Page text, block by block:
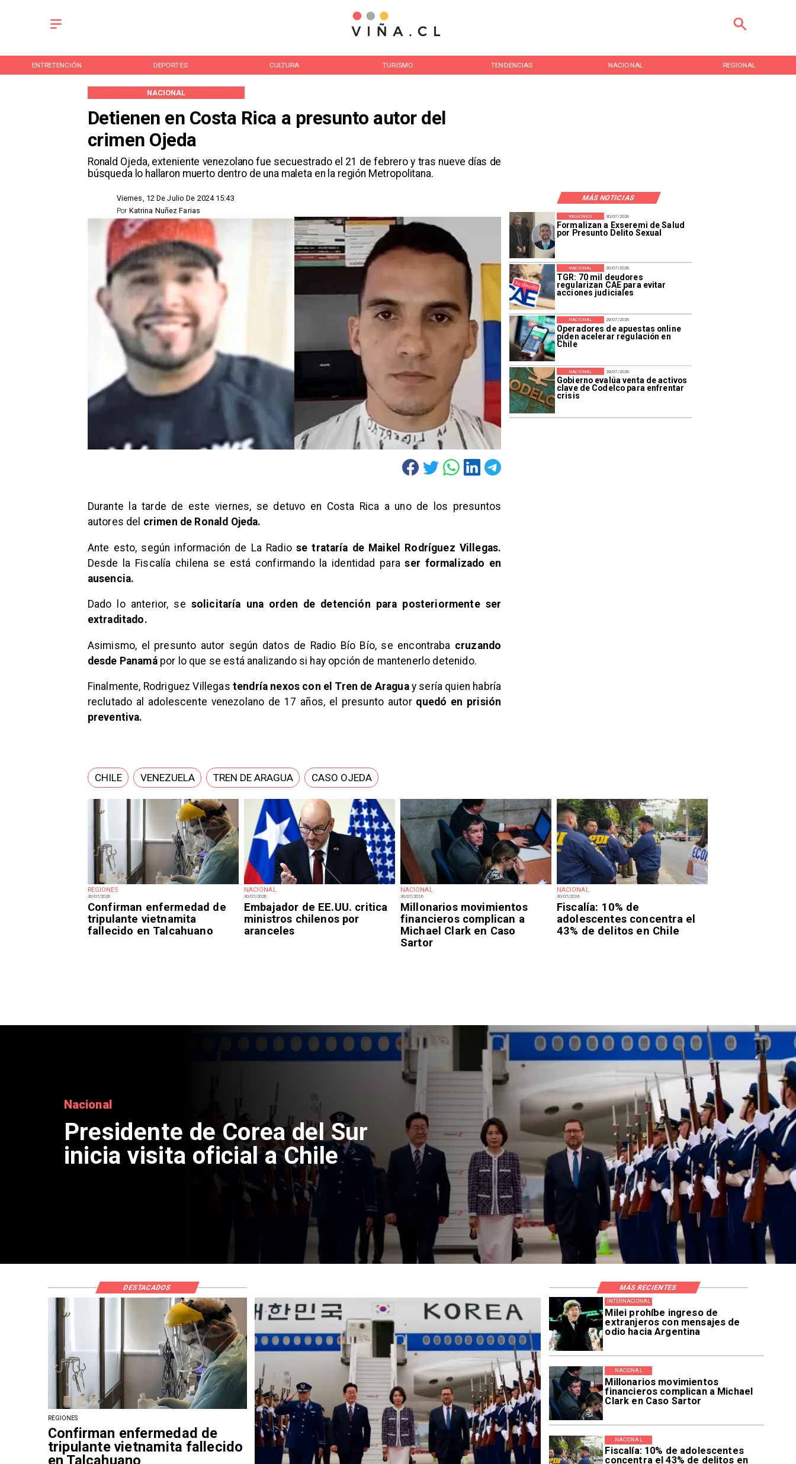
ENTRETENCIÓN DEPORTES CULTURA TURISMO TENDENCIAS NACIONAL REGIONAL
Detienen en Costa Rica a presunto autor del
crimen Ojeda
Ronald Ojeda, exteniente venezolano fue secuestrado el 21 de febrero y tras nueve días de
búsqueda lo hallaron muerto dentro de una maleta en la región Metropolitana.
NACIONAL
MÁS NOTICIAS
Viernes, 12 De Julio De 2024 15:43
Katrina Nuñez Farias
Por
REGIONES
30/07/2026
Confirman enfermedad de
tripulante vietnamita
fallecido en Talcahuano
NACIONAL
30/07/2026
Embajador de EE.UU. critica
ministros chilenos por
aranceles
NACIONAL
30/07/2026
Millonarios movimientos
financieros complican a
Michael Clark en Caso
Sartor
NACIONAL
30/07/2026
Fiscalía: 10% de
adolescentes concentra el
43% de delitos en Chile
30/07/2026
Formalizan a Exseremi de Salud
por Presunto Delito Sexual
REGIONES
30/07/2026
TGR: 70 mil deudores
regularizan CAE para evitar
acciones judiciales
NACIONAL
29/07/2026
Operadores de apuestas online
piden acelerar regulación en
Chile
NACIONAL
29/07/2026
Gobierno evalúa venta de activos
clave de Codelco para enfrentar
crisis
NACIONAL
Durante la tarde de este viernes, se detuvo en Costa Rica a uno de los presuntos
autores del crimen de Ronald Ojeda.
Ante esto, según información de La Radio se trataría de Maikel Rodríguez Villegas.
Desde la Fiscalía chilena se está confirmando la identidad para ser formalizado en
ausencia.
Dado lo anterior, se solicitaría una orden de detención para posteriormente ser
extraditado.
Asimismo, el presunto autor según datos de Radio Bío Bío, se encontraba cruzando
desde Panamápor lo que se está analizando si hay opción de mantenerlo detenido.
Finalmente, Rodriguez Villegas tendría nexos con el Tren de Araguay sería quien habría
reclutado al adolescente venezolano de 17 años, el presunto autor quedó en prisión
preventiva.
CHILE VENEZUELA TREN DE ARAGUA CASO OJEDA
Regiones
Confirman enfermedad de
tripulante vietnamita fallecido
Milei prohíbe ingreso de
extranjeros con mensajes de
odio hacia Argentina
INTERNACIONAL
Millonarios movimientos
financieros complican a Michael
Clark en Caso Sartor
NACIONAL
Fiscalía: 10% de adolescentes
concentra el 43% de delitos en
NACIONAL
REGIONES
Confirman enfermedad de
tripulante vietnamita fallecido
en Talcahuano
DESTACADOS MÁS RECIENTES